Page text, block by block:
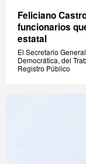
Feliciano
funcionarios
estatal
El Secretario
Democrática, del
Registro Público